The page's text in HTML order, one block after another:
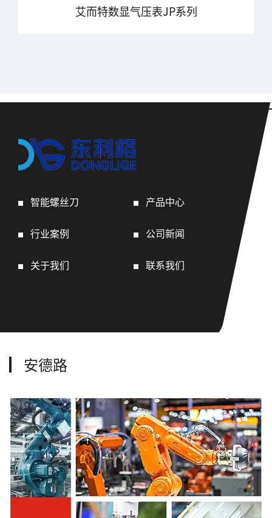
艾而特数显气压表JP系列
智能螺丝刀 产品中心
行业案例 公司新闻
关于我们 联系我们
安德路